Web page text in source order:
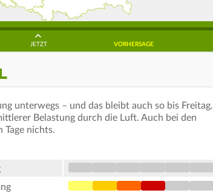
JETZT VORHERSAGE
unterwegs – und das bleibt auch so bis Freitag.
Belastung durch die Luft. Auch bei den
Tage nichts.